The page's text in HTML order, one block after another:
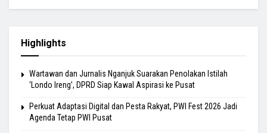
Highlights
Wartawan dan Jurnalis Nganjuk Suarakan Penolakan Istilah
‘Londo Ireng’, DPRD Siap Kawal Aspirasi ke Pusat
Perkuat Adaptasi Digital dan Pesta Rakyat, PWI Fest 2026 Jadi
Agenda Tetap PWI Pusat